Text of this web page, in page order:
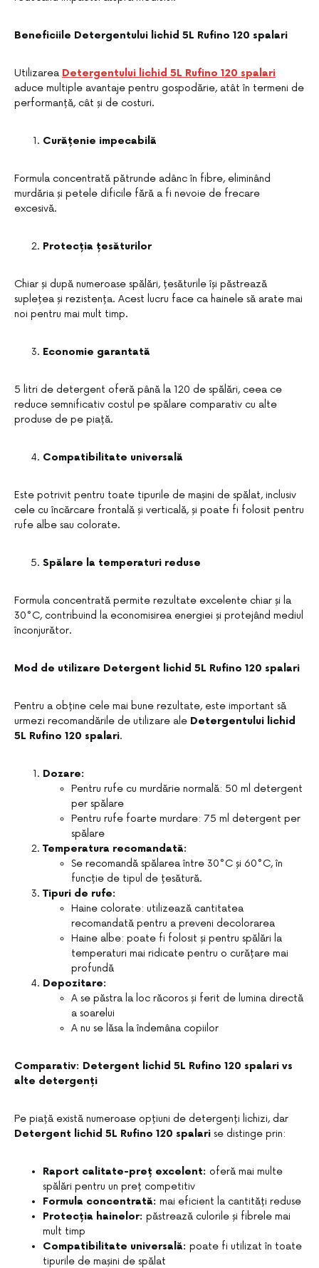
Beneficiile Detergentului lichid 5L Rufino 120 spalari
Utilizarea Detergentului lichid 5L Rufino 120 spalari
aduce multiple avantaje pentru gospodărie, atât în termeni de
performanță, cât și de costuri.
Curățenie impecabilă
Formula concentrată pătrunde adânc în fibre, eliminând
murdăria și petele dificile fără a fi nevoie de frecare
excesivă.
Protecția țesăturilor
Chiar și după numeroase spălări, țesăturile își păstrează
suplețea și rezistența. Acest lucru face ca hainele să arate mai
noi pentru mai mult timp.
Economie garantată
5 litri de detergent oferă până la 120 de spălări, ceea ce
reduce semnificativ costul pe spălare comparativ cu alte
produse de pe piață.
Compatibilitate universală
Este potrivit pentru toate tipurile de mașini de spălat, inclusiv
cele cu încărcare frontală și verticală, și poate fi folosit pentru
rufe albe sau colorate.
Spălare la temperaturi reduse
Formula concentrată permite rezultate excelente chiar și la
30°C, contribuind la economisirea energiei și protejând mediul
înconjurător.
Mod de utilizare Detergent lichid 5L Rufino 120 spalari
Pentru a obține cele mai bune rezultate, este important să
urmezi recomandările de utilizare ale Detergentului lichid
5L Rufino 120 spalari.
Dozare:
Pentru rufe cu murdărie normală: 50 ml detergent
per spălare
Pentru rufe foarte murdare: 75 ml detergent per
spălare
Temperatura recomandată:
Se recomandă spălarea între 30°C și 60°C, în
funcție de tipul de țesătură.
Tipuri de rufe:
Haine colorate: utilizează cantitatea
recomandată pentru a preveni decolorarea
Haine albe: poate fi folosit și pentru spălări la
temperaturi mai ridicate pentru o curățare mai
profundă
Depozitare:
A se păstra la loc răcoros și ferit de lumina directă
a soarelui
A nu se lăsa la îndemâna copiilor
Comparativ: Detergent lichid 5L Rufino 120 spalari vs
alte detergenți
Pe piață există numeroase opțiuni de detergenți lichizi, dar
Detergent lichid 5L Rufino 120 spalari se distinge prin:
Raport calitate-preț excelent: oferă mai multe
spălări pentru un preț competitiv
Formula concentrată: mai eficient la cantități reduse
Protecția hainelor: păstrează culorile și fibrele mai
mult timp
Compatibilitate universală: poate fi utilizat în toate
tipurile de mașini de spălat